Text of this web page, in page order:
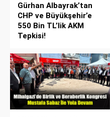
Gürhan Albayrak’tan
CHP ve Büyükşehir’e
550 Bin TL’lik AKM
Tepkisi!